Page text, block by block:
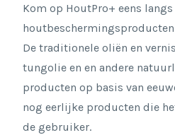
Kom op HoutPro+ eens
De traditionele oliën en
tungolie en en andere
producten op basis van
nog eerlijke producten die
de gebruiker.